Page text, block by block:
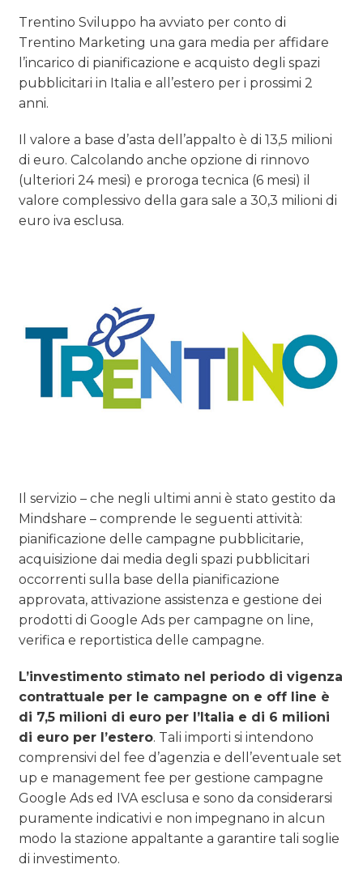
Trentino Sviluppo ha avviato per conto di
Trentino Marketing una gara media per affidare
l’incarico di pianificazione e acquisto degli spazi
pubblicitari in Italia e all’estero per i prossimi 2
anni.
Il valore a base d’asta dell’appalto è di 13,5 milioni
di euro. Calcolando anche opzione di rinnovo
(ulteriori 24 mesi) e proroga tecnica (6 mesi) il
valore complessivo della gara sale a 30,3 milioni di
euro iva esclusa.
Il servizio – che negli ultimi anni è stato gestito da
Mindshare – comprende le seguenti attività:
pianificazione delle campagne pubblicitarie,
acquisizione dai media degli spazi pubblicitari
occorrenti sulla base della pianificazione
approvata, attivazione assistenza e gestione dei
prodotti di Google Ads per campagne on line,
verifica e reportistica delle campagne.
L’investimento stimato nel periodo di vigenza
contrattuale per le campagne on e off line è
di 7,5 milioni di euro per l’Italia e di 6 milioni
di euro per l’estero. Tali importi si intendono
comprensivi del fee d’agenzia e dell’eventuale set
up e management fee per gestione campagne
Google Ads ed IVA esclusa e sono da considerarsi
puramente indicativi e non impegnano in alcun
modo la stazione appaltante a garantire tali soglie
di investimento.